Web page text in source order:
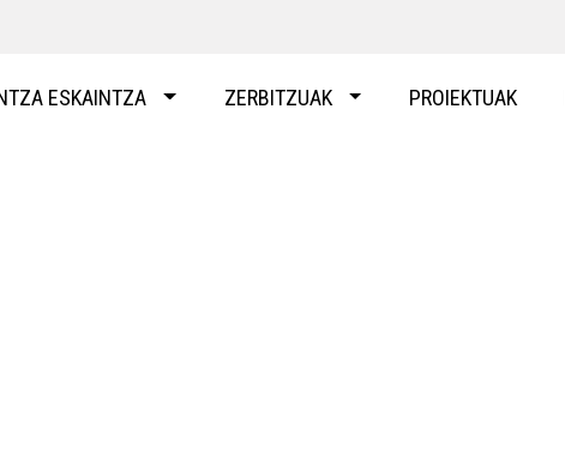
ESKAINTZA ZERBITZUAK PROIEKTUAK